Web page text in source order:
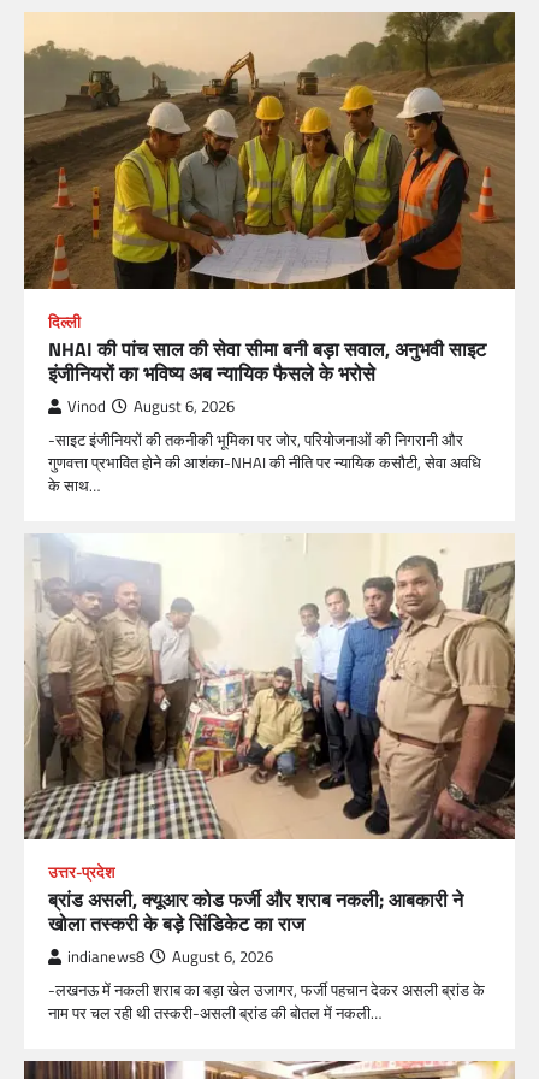
दिल्ली
NHAI की पांच साल की सेवा सीमा बनी बड़ा सवाल, अनुभवी साइट
इंजीनियरों का भविष्य अब न्यायिक फैसले के भरोसे
Vinod August 6, 2026
-साइट इंजीनियरों की तकनीकी भूमिका पर जोर, परियोजनाओं की निगरानी और
गुणवत्ता प्रभावित होने की आशंका-NHAI की नीति पर न्यायिक कसौटी, सेवा अवधि
के साथ…
उत्तर-प्रदेश
ब्रांड असली, क्यूआर कोड फर्जी और शराब नकली; आबकारी ने
खोला तस्करी के बड़े सिंडिकेट का राज
indianews8 August 6, 2026
-लखनऊ में नकली शराब का बड़ा खेल उजागर, फर्जी पहचान देकर असली ब्रांड के
नाम पर चल रही थी तस्करी-असली ब्रांड की बोतल में नकली…